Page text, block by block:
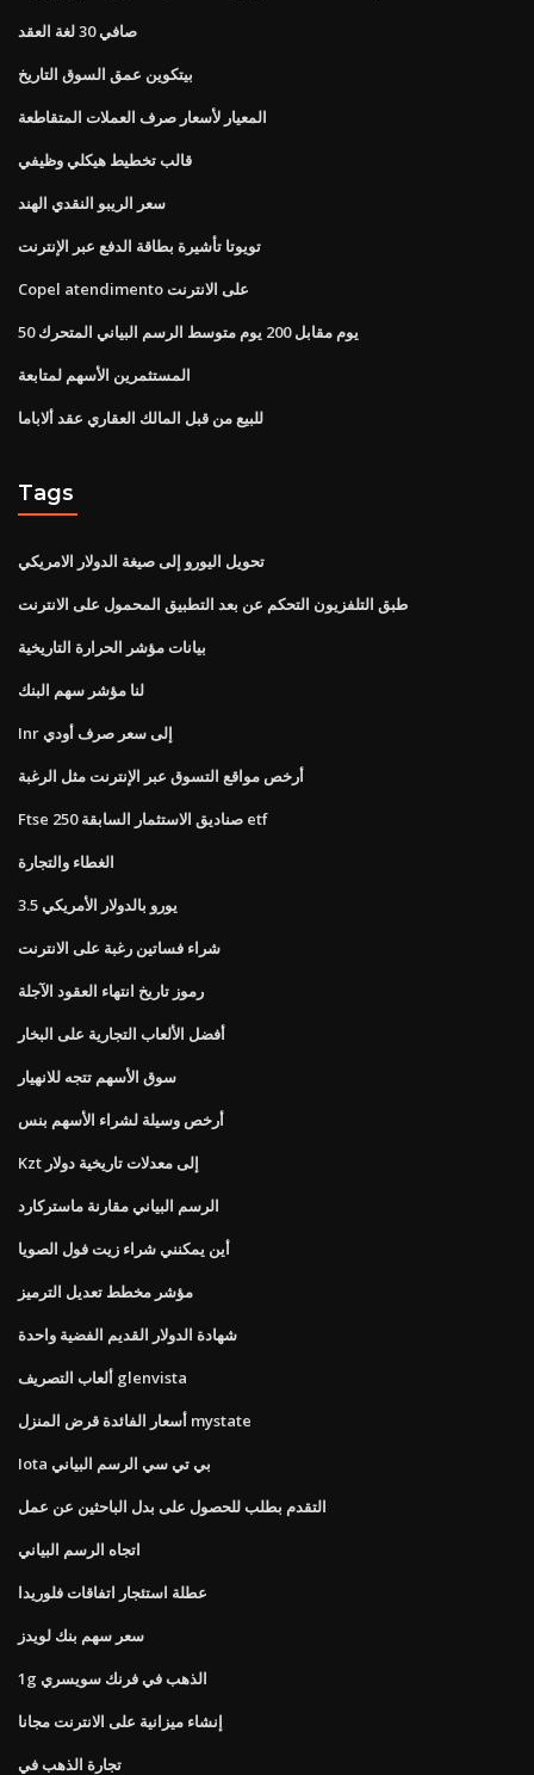
صافي 30 لغة العقد
بيتكوين عمق السوق التاريخ
المعيار لأسعار صرف العملات المتقاطعة
قالب تخطيط هيكلي وظيفي
سعر الريبو النقدي الهند
تويوتا تأشيرة بطاقة الدفع عبر الإنترنت
Copel atendimento على الانترنت
50 يوم مقابل 200 يوم متوسط ​​الرسم البياني المتحرك
المستثمرين الأسهم لمتابعة
للبيع من قبل المالك العقاري عقد ألاباما
Tags
تحويل اليورو إلى صيغة الدولار الامريكي
طبق التلفزيون التحكم عن بعد التطبيق المحمول على الانترنت
بيانات مؤشر الحرارة التاريخية
لنا مؤشر سهم البنك
Inr إلى سعر صرف أودي
أرخص مواقع التسوق عبر الإنترنت مثل الرغبة
Ftse 250 صناديق الاستثمار السابقة etf
الغطاء والتجارة
3.5 يورو بالدولار الأمريكي
شراء فساتين رغبة على الانترنت
رموز تاريخ انتهاء العقود الآجلة
أفضل الألعاب التجارية على البخار
سوق الأسهم تتجه للانهيار
أرخص وسيلة لشراء الأسهم بنس
Kzt إلى معدلات تاريخية دولار
الرسم البياني مقارنة ماستركارد
أين يمكنني شراء زيت فول الصويا
مؤشر مخطط تعديل الترميز
شهادة الدولار القديم الفضية واحدة
ألعاب التصريف glenvista
أسعار الفائدة قرض المنزل mystate
Iota بي تي سي الرسم البياني
التقدم بطلب للحصول على بدل الباحثين عن عمل
اتجاه الرسم البياني
عطلة استئجار اتفاقات فلوريدا
سعر سهم بنك لويدز
1g الذهب في فرنك سويسري
إنشاء ميزانية على الانترنت مجانا
تجارة الذهب في